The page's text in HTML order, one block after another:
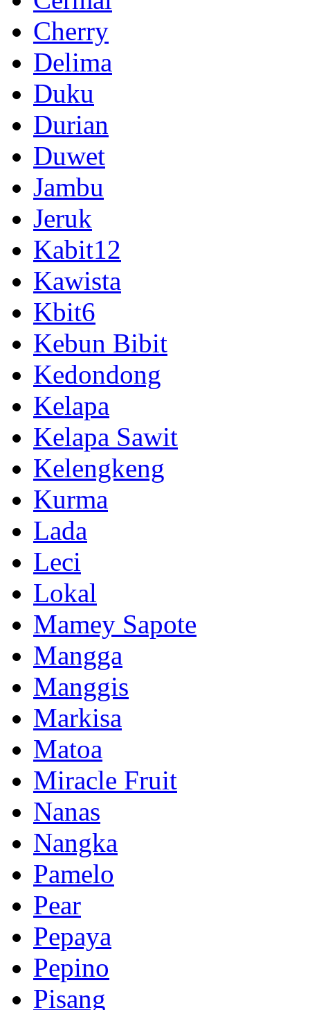
Cherry
Delima
Duku
Durian
Duwet
Jambu
Jeruk
Kabit12
Kawista
Kbit6
Kebun Bibit
Kedondong
Kelapa
Kelapa Sawit
Kelengkeng
Kurma
Lada
Leci
Lokal
Mamey Sapote
Mangga
Manggis
Markisa
Matoa
Miracle Fruit
Nanas
Nangka
Pamelo
Pear
Pepaya
Pepino
Pisang